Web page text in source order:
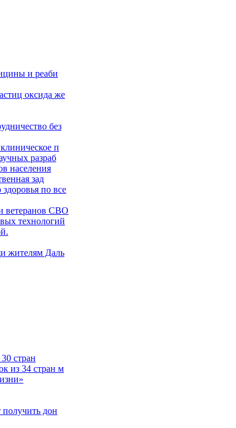
и реаби
оксида же
без
п
разраб
населения
зад
по все
ветеранов СВО
технологий
жителям Даль
стран
из 34 стран м
дон